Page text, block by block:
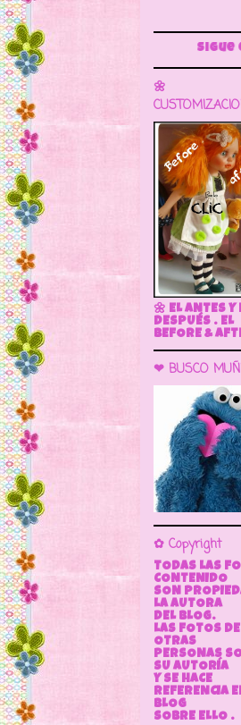
Sigue este blog para
🌼
🌼 EL ANTES Y
DESPUÉS . EL
BEFORE &
❤ BUSCO
✿ Copyright
TODAS LAS
CONTENIDO
SON
LA AUTORA
DEL BLOG.
LAS FOTOS DE
OTRAS
PERSONAS
SU AUTORÍA
Y SE HACE
REFERENCIA
BLOG
SOBRE ELLO .